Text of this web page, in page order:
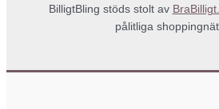
BilligtBling stöds stolt av
pålitliga